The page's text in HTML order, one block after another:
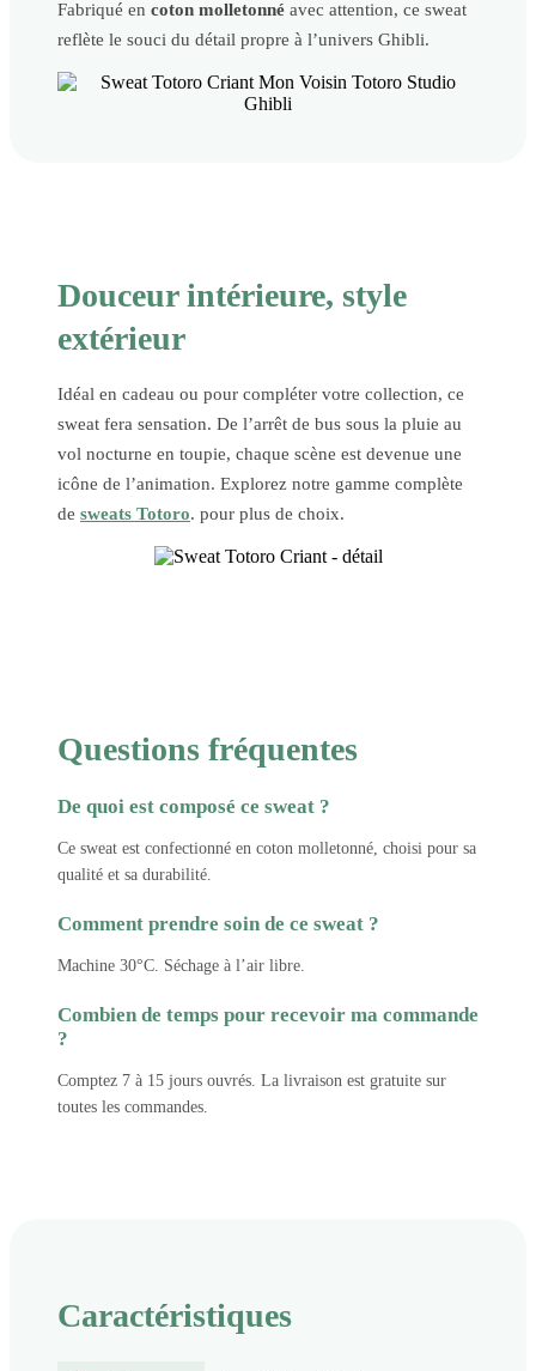
Fabriqué en coton molletonné avec attention, ce sweat
reflète le souci du détail propre à l’univers Ghibli.
Douceur intérieure, style
extérieur
Idéal en cadeau ou pour compléter votre collection, ce
sweat fera sensation. De l’arrêt de bus sous la pluie au
vol nocturne en toupie, chaque scène est devenue une
icône de l’animation. Explorez notre gamme complète
de sweats Totoro. pour plus de choix.
Questions fréquentes
De quoi est composé ce sweat ?
Ce sweat est confectionné en coton molletonné, choisi pour sa
qualité et sa durabilité.
Comment prendre soin de ce sweat ?
Machine 30°C. Séchage à l’air libre.
Combien de temps pour recevoir ma commande
?
Comptez 7 à 15 jours ouvrés. La livraison est gratuite sur
toutes les commandes.
Caractéristiques